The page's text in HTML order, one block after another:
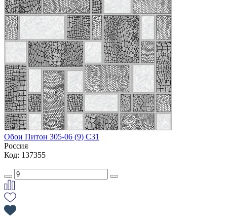
Обои Питон 305-06 (9) С31
Россия
Код: 137355